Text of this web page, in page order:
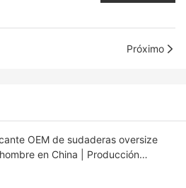
Próximo
OEM de sudaderas oversize
en China | Producción